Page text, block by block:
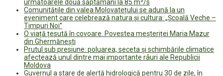
următoarele două săptămâni la 85 m³/s
Comunitățile din valea Molovatețului se adună la un
eveniment care celebrează natura și cultura: „Școală Veche –
Timpuri Noi”
O viață țesută în covoare. Povestea meșteriței Maria Mazur
din Ghermănești
Prutul sub presiune: poluarea, seceta și schimbările climatice
afectează unul dintre mai importante râuri ale Republicii
Moldova
Guvernul a stare de alertă hidrologică pentru 30 de zile, în